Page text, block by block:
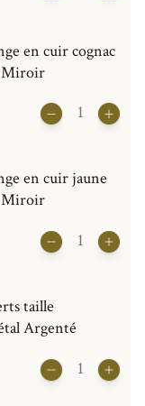
en cuir cognac
Miroir
en cuir jaune
Miroir
taille
Argenté